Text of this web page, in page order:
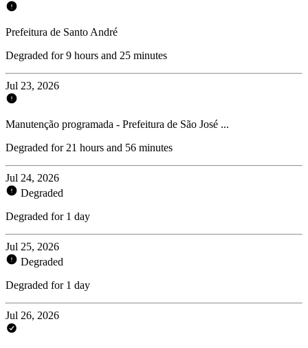
Prefeitura de Santo André
Degraded for 9 hours and 25 minutes
Jul 23, 2026
Manutenção programada - Prefeitura de São José ...
Degraded for 21 hours and 56 minutes
Jul 24, 2026
Degraded
Degraded for 1 day
Jul 25, 2026
Degraded
Degraded for 1 day
Jul 26, 2026